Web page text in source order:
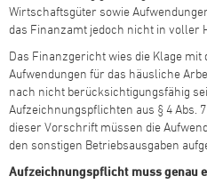
Wirtschaftsgüter sowie
das Finanzamt jedoch nicht in voller
Das Finanzgericht wies die Klage mit
Aufwendungen für das häusliche
nach nicht berücksichtigungsfähig
Aufzeichnungspflichten aus § 4 Abs.
dieser Vorschrift müssen die
den sonstigen Betriebsausgaben
Aufzeichnungspflicht muss genau